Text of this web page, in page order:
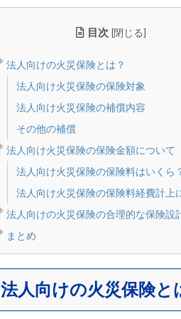
目次 [閉じる]
法人向けの火災保険とは？
法人向け火災保険の保険対象
法人向け火災保険の補償内容
その他の補償
法人向け火災保険の保険金額について
法人向け火災保険の保険料はいくら
法人向け火災保険の保険料経費計上
法人向けの火災保険の合理的な保険設
まとめ
法人向けの火災保険と